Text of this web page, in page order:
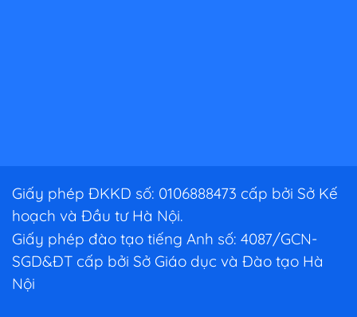
Giấy phép ĐKKD số: 0106888473 cấp bởi Sở Kế
hoạch và Đầu tư Hà Nội.
Giấy phép đào tạo tiếng Anh số: 4087/GCN-
SGD&ĐT cấp bởi Sở Giáo dục và Đào tạo Hà
Nội